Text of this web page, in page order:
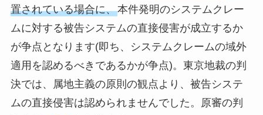
置されている場合に、本件発明のシステムクレー
ムに対する被告システムの直接侵害が成立するか
が争点となります(即ち、システムクレームの域外
適用を認めるべきであるかが争点)。東京地裁の判
決では、属地主義の原則の観点より、被告システ
ムの直接侵害は認められませんでした。原審の判